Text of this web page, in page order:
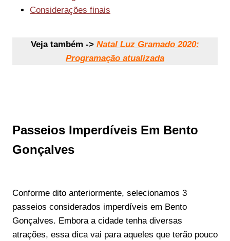
Considerações finais
Veja também -> Natal Luz Gramado 2020:
Programação atualizada
Passeios Imperdíveis Em Bento
Gonçalves
Conforme dito anteriormente, selecionamos 3
passeios considerados imperdíveis em Bento
Gonçalves. Embora a cidade tenha diversas
atrações, essa dica vai para aqueles que terão pouco